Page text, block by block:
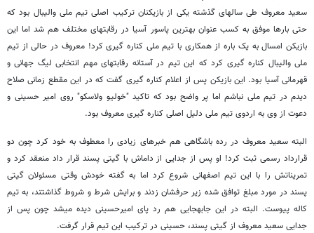
سعید معروف طی سال‎های گذشته یکی از بازیکنان ترکیب اصلی تیم ملی والیبال بود که
حتی بارها موفق به کسب عنوان بهترین پاسور آسیا در رقابت‎های مختلف هم شد اما این
بازیکن امسال به یک باره از همکاری با تیم ملی کناره گیری کرد! معروف در حالی از تیم
ملی والیبال کناره گیری کرد که این تیم در آستانه رقابت‎های مهم انتخابی لیگ جهانی و
قهرمانی آسیا بود. این بازیکن پس از اعلام کناره گیری گفت که در این مقطع زمانی صلاح
دیدم در تیم ملی نباشم اما پر واضح بود که تاکید "خولیو ولاسکو" روی امیر حسینی و
دعوت از وی به اردوی تیم ملی دلیل اصلی کناره گیری معروف بود.
البته سعید معروف در رده باشگاهی هم خبرهای زیادی را معطوف به خود کرد چون دو
قرارداد رسمی ثبت کرد! او پس از جدایی از داماش با گیتی پسند قرار داد منعقد کرد و
تمریناتش را با این تیم اصفهانی شروع کرد اما به گفته خودش وقتی مسئولان گیتی
پسند در مورد مبلغ توافق شده زیر حرف‎شان زدند و برایش شرط و شروط گذاشتند، به تیم
کاله پیوست. البته در این جابه‎جایی هم رد پای امیرحسینی دیده می‎شد چون پس از
جدایی سعید معروف از گیتی پسند، حسینی در ترکیب این تیم قرار گرفت.